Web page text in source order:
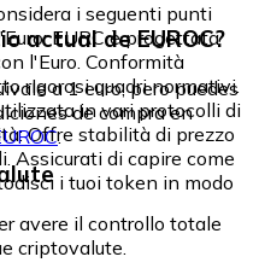
i seguenti punti
EURC è progettata
l'Euro. Conformità
rigorosi quadri normativi.
in vari protocolli di
Offre stabilità di prezzo
Assicurati di capire come
i tuoi token in modo
actual de EUROC?
a 1 euro, pero puedes
de compra en
.
avere il controllo totale
criptovalute.